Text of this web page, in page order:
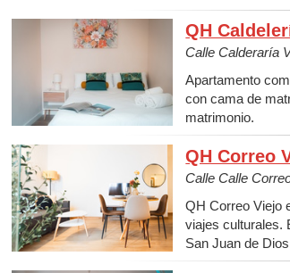
QH
Calle Calderaría
Apartamento
con cama de
matrimonio.
QH Correo
Calle Calle
QH Correo Viejo
viajes culturales.
San Juan de